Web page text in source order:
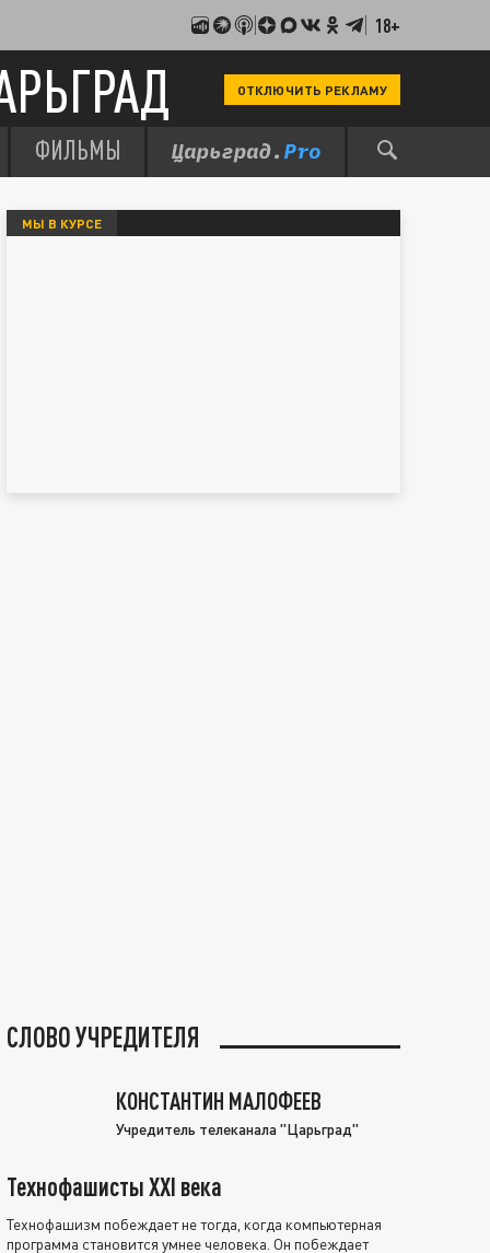
18+
ОТКЛЮЧИТЬ РЕКЛАМУ
ФИЛЬМЫ
МЫ В КУРСЕ
СЛОВО УЧРЕДИТЕЛЯ
КОНСТАНТИН МАЛОФЕЕВ
Учредитель телеканала "Царьград"
Технофашисты XXI века
Технофашизм побеждает не тогда, когда компьютерная
программа становится умнее человека. Он побеждает